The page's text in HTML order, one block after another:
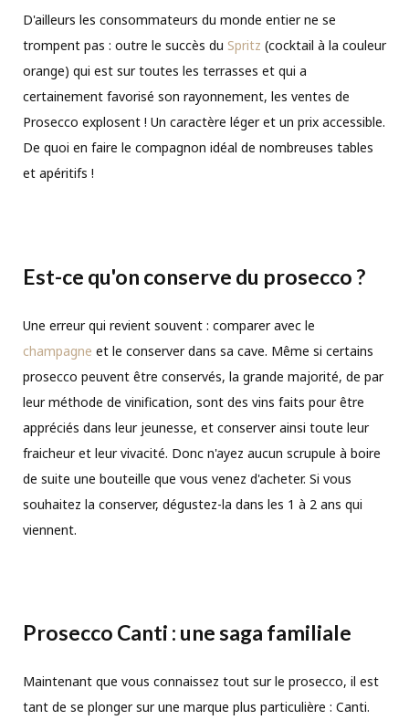
D'ailleurs les consommateurs du monde entier ne se
trompent pas : outre le succès du Spritz (cocktail à la couleur
orange) qui est sur toutes les terrasses et qui a
certainement favorisé son rayonnement, les ventes de
Prosecco explosent ! Un caractère léger et un prix accessible.
De quoi en faire le compagnon idéal de nombreuses tables
et apéritifs !
Est-ce qu'on conserve du prosecco ?
Une erreur qui revient souvent : comparer avec le
champagne et le conserver dans sa cave. Même si certains
prosecco peuvent être conservés, la grande majorité, de par
leur méthode de vinification, sont des vins faits pour être
appréciés dans leur jeunesse, et conserver ainsi toute leur
fraicheur et leur vivacité. Donc n'ayez aucun scrupule à boire
de suite une bouteille que vous venez d'acheter. Si vous
souhaitez la conserver, dégustez-la dans les 1 à 2 ans qui
viennent.
Prosecco Canti : une saga familiale
Maintenant que vous connaissez tout sur le prosecco, il est
tant de se plonger sur une marque plus particulière : Canti.